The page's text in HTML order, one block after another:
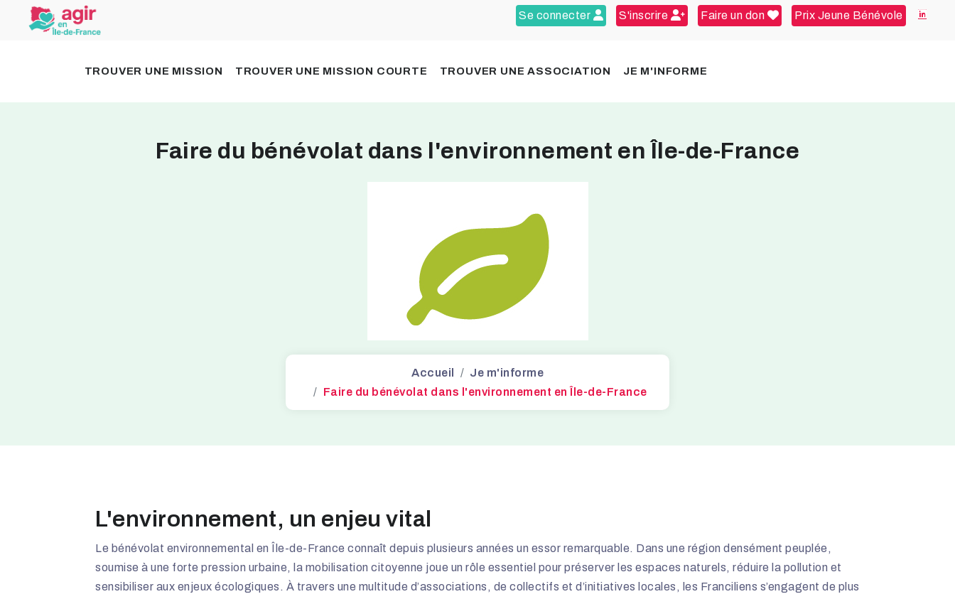
Se connecter S'inscrire Faire un don Prix Jeune Bénévole
TROUVER UNE MISSION TROUVER UNE MISSION COURTE TROUVER UNE ASSOCIATION JE M'INFORME
Faire du bénévolat dans l'environnement en Île-de-France
Accueil
Je m'informe
Faire du bénévolat dans l'environnement en Île-de-France
L'environnement, un enjeu vital
Le bénévolat environnemental en Île-de-France connaît depuis plusieurs années un essor remarquable. Dans une région densément peuplée,
soumise à une forte pression urbaine, la mobilisation citoyenne joue un rôle essentiel pour préserver les espaces naturels, réduire la pollution et
sensibiliser aux enjeux écologiques. À travers une multitude d’associations, de collectifs et d’initiatives locales, les Franciliens s’engagent de plus